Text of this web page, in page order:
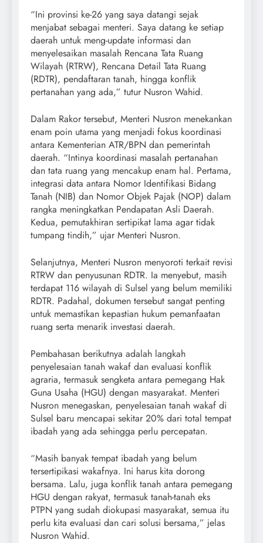
“Ini provinsi ke-26 yang saya datangi sejak
menjabat sebagai menteri. Saya datang ke setiap
daerah untuk meng-update informasi dan
menyelesaikan masalah Rencana Tata Ruang
Wilayah (RTRW), Rencana Detail Tata Ruang
(RDTR), pendaftaran tanah, hingga konflik
pertanahan yang ada,” tutur Nusron Wahid.
Dalam Rakor tersebut, Menteri Nusron menekankan
enam poin utama yang menjadi fokus koordinasi
antara Kementerian ATR/BPN dan pemerintah
daerah. “Intinya koordinasi masalah pertanahan
dan tata ruang yang mencakup enam hal. Pertama,
integrasi data antara Nomor Identifikasi Bidang
Tanah (NIB) dan Nomor Objek Pajak (NOP) dalam
rangka meningkatkan Pendapatan Asli Daerah.
Kedua, pemutakhiran sertipikat lama agar tidak
tumpang tindih,” ujar Menteri Nusron.
Selanjutnya, Menteri Nusron menyoroti terkait revisi
RTRW dan penyusunan RDTR. Ia menyebut, masih
terdapat 116 wilayah di Sulsel yang belum memiliki
RDTR. Padahal, dokumen tersebut sangat penting
untuk memastikan kepastian hukum pemanfaatan
ruang serta menarik investasi daerah.
Pembahasan berikutnya adalah langkah
penyelesaian tanah wakaf dan evaluasi konflik
agraria, termasuk sengketa antara pemegang Hak
Guna Usaha (HGU) dengan masyarakat. Menteri
Nusron menegaskan, penyelesaian tanah wakaf di
Sulsel baru mencapai sekitar 20% dari total tempat
ibadah yang ada sehingga perlu percepatan.
“Masih banyak tempat ibadah yang belum
tersertipikasi wakafnya. Ini harus kita dorong
bersama. Lalu, juga konflik tanah antara pemegang
HGU dengan rakyat, termasuk tanah-tanah eks
PTPN yang sudah diokupasi masyarakat, semua itu
perlu kita evaluasi dan cari solusi bersama,” jelas
Nusron Wahid.